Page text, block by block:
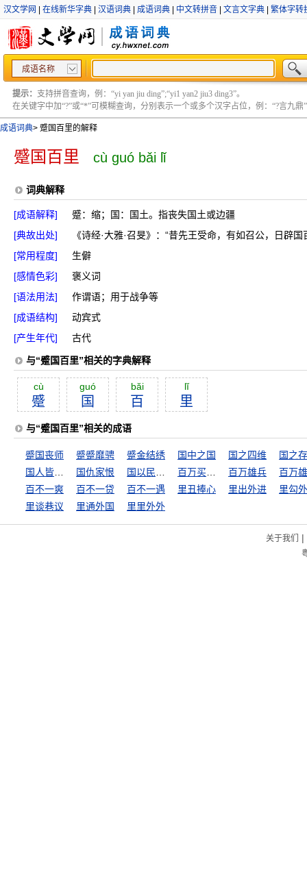
汉文学网 在线新华字典 汉语词典 成语词典 中文转拼音 文言文字典 繁体字转
成语名称
提示： 支持拼音查询，例：“yi yan jiu ding”;“yi1 yan2 jiu3 ding3”。
在关键字中加“?”或“*”可模糊查询，分别表示一个或多个汉字占位，例：“?言九鼎”
成语词典> 蹙国百里的解释
蹙国百里 cù guó bǎi lǐ
词典解释
[成语解释]
蹙：缩；国：国土。指丧失国土或边疆
[典故出处]
《诗经·大雅·召旻》：“昔先王受命，有如召公，日辟
[常用程度]
生僻
[感情色彩]
褒义词
[语法用法]
作谓语；用于战争等
[成语结构]
动宾式
[产生年代]
古代
与“蹙国百里”相关的字典解释
cù
蹙
guó
国
băi
百
lĭ
里
与“蹙国百里”相关的成语
蹙国丧师 蹙蹙靡骋 蹙金结绣 国中之国
国之四维
国仇家恨 百万雄兵
百万
百不一爽
百不一贷 百不一遇 里丑捧心 里出外进
里勾
里谈巷议
里通外国 里里外外
关于我们 |